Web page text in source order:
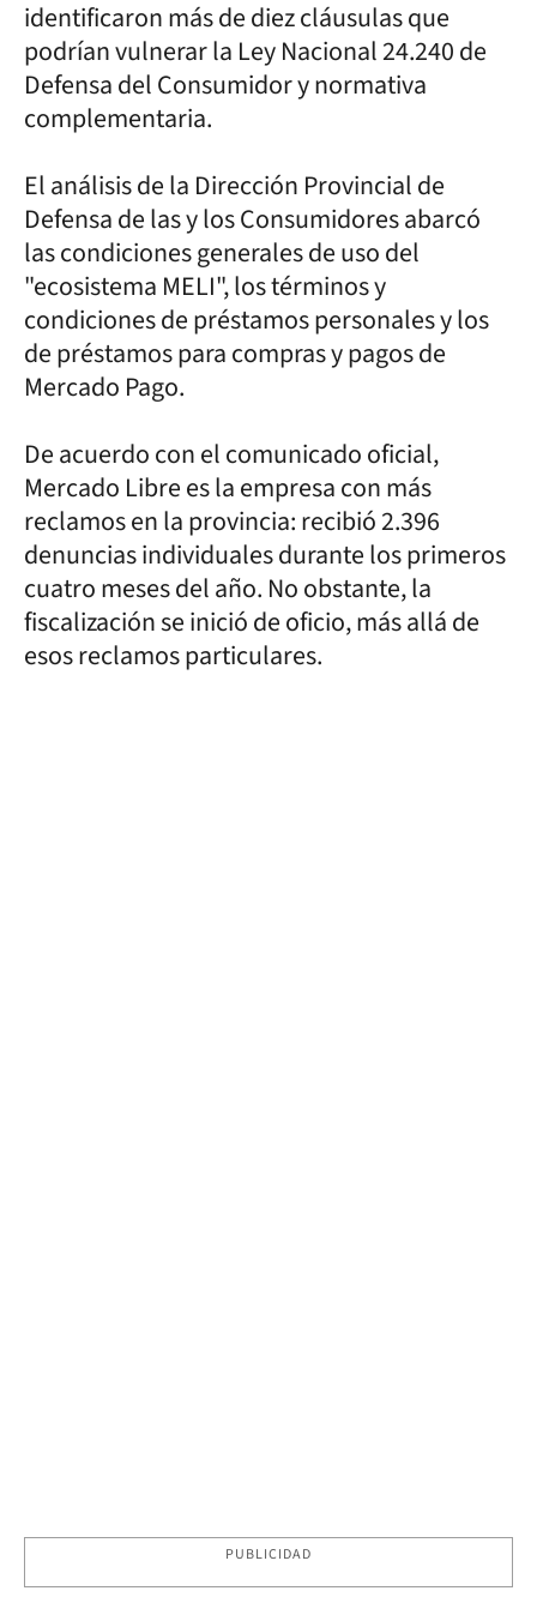
identificaron más de diez cláusulas que
podrían vulnerar la Ley Nacional 24.240 de
Defensa del Consumidor y normativa
complementaria.
El análisis de la Dirección Provincial de
Defensa de las y los Consumidores abarcó
las condiciones generales de uso del
"ecosistema MELI", los términos y
condiciones de préstamos personales y los
de préstamos para compras y pagos de
Mercado Pago.
De acuerdo con el comunicado oficial,
Mercado Libre es la empresa con más
reclamos en la provincia: recibió 2.396
denuncias individuales durante los primeros
cuatro meses del año. No obstante, la
fiscalización se inició de oficio, más allá de
esos reclamos particulares.
PUBLICIDAD